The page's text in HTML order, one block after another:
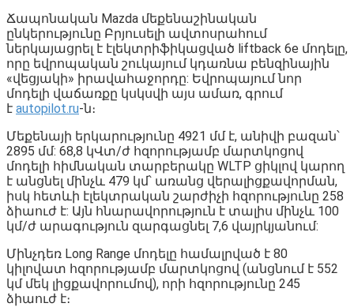
Ճապոնական Mazda մեքենաշինական
ընկերությունը Բրյուսելի ավտոսրահում
ներկայացրել է էլեկտրիֆիկացված liftback 6e մոդելը,
որը եվրոպական շուկայում կդառնա բենզինային
«վեցյակի» իրավահաջորդը: Եվրոպայում նոր
մոդելի վաճառքը կսկսվի այս ամառ, գրում
է autopilot.ru-ն։
Մեքենայի երկարությունը 4921 մմ է, անիվի բազան՝
2895 մմ: 68,8 կՎտ/ժ հզորությամբ մարտկոցով
մոդելի հիմնական տարբերակը WLTP ցիկլով կարող
է անցնել մինչև 479 կմ՝ առանց վերալիցքավորման,
իսկ հետևի էլեկտրական շարժիչի հզորությունը 258
ձիաուժ է: Այն հնարավորություն է տալիս մինչև 100
կմ/ժ արագություն զարգացնել 7,6 վայրկյանում:
Մինչդեռ Long Range մոդելը համալրված է 80
կիլովատ հզորությամբ մարտկոցով (անցնում է 552
կմ մեկ լիցքավորումով), որի հզորությունը 245
ձիաուժ է։